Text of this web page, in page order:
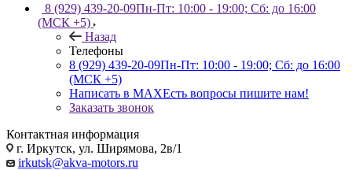
8 (929) 439-20-09Пн-Пт: 10:00 - 19:00; Сб: до 16:00
(МСК +5)
Назад
Телефоны
8 (929) 439-20-09Пн-Пт: 10:00 - 19:00; Сб: до 16:00
(МСК +5)
Написать в MAXЕсть вопросы пишите нам!
Заказать звонок
Контактная информация
г. Иркутск, ул. Ширямова, 2в/1
irkutsk@akva-motors.ru